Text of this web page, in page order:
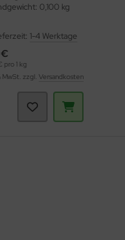
0,100 kg
1-4 Werktage
pro 1 kg
MwSt. zzgl. Versandkosten